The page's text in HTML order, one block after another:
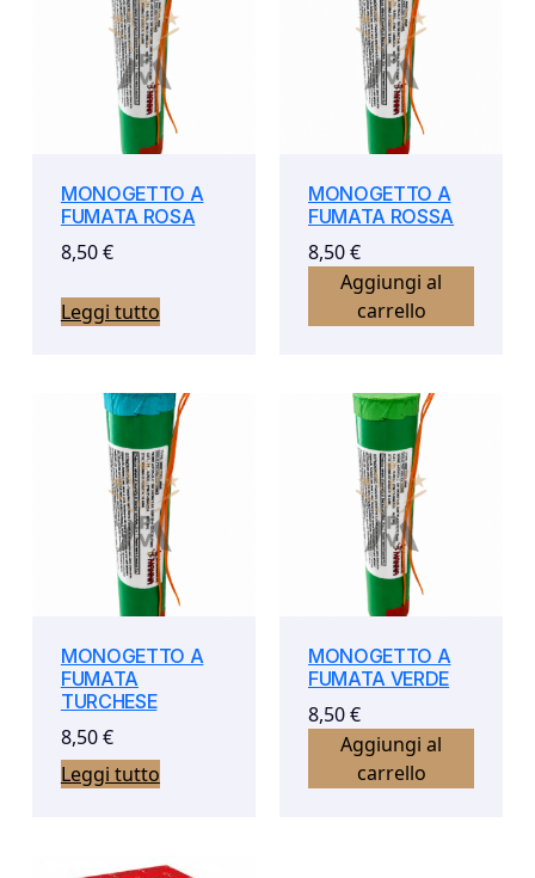
MONOGETTO A
FUMATA ROSA
8,50€
Leggi tutto
MONOGETTO A
FUMATA ROSSA
8,50€
Aggiungi al
carrello
MONOGETTO A
FUMATA
TURCHESE
8,50€
Leggi tutto
MONOGETTO A
FUMATA VERDE
8,50€
Aggiungi al
carrello